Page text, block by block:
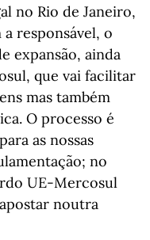
no Rio de Janeiro,
responsável, o
expansão, ainda
que vai facilitar
mas também
O processo é
as nossas
no
UE-Mercosul
noutra